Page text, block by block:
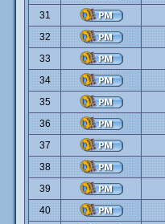
31
32
33
34
35
36
37
38
39
40